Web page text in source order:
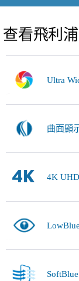
查看飛利
Ultra
曲面顯
4K